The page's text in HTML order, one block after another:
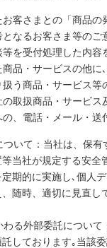
客さまとの「商品の
なるお客さま等のご
を受付処理した内容
品・サービスの他
う商品・サービス等
取扱商品・サービ
、電話・メール・送
いて：当社は、保
当社が規定する安
期的に実施し､個人
随時、適切に見直し
る外部委託につい
しております｡当該